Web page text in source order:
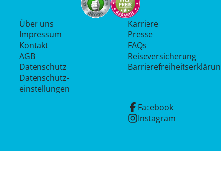
Über uns
Impressum
Kontakt
AGB
Datenschutz
Datenschutz­
einstellungen
Karriere
Presse
FAQs
Reiseversicherung
Facebook
Instagram